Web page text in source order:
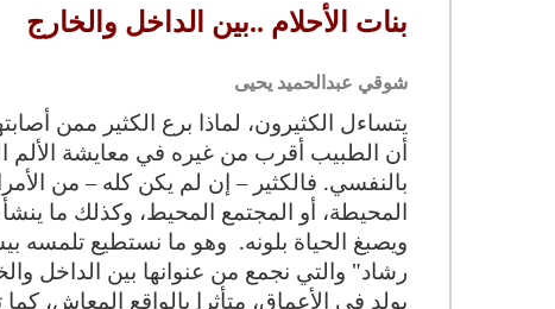
بنات الأحلام ..بين الداخل والخارج
شوقي عبدالحميد يحيى
يتساءل الكثيرون، لماذا برع الكثير ممن
أن الطبيب أقرب من غيره في معايشة الألم
بالنفسي. فالكثير – إن لم يكن كله – من
المحيطة، أو المجتمع المحيط، وكذلك ما
ويصبغ الحياة بلونه. وهو ما نستطيع تلمسه
رشاد" والتي نجمع من عنوانها بين الداخل
يولد في الأعماق، متأثرا بالواقع